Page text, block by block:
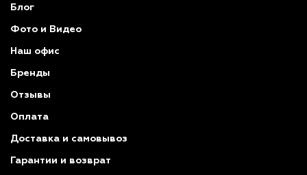
Блог
Фото и Видео
Наш офис
Бренды
Отзывы
Оплата
Доставка и самовывоз
Гарантии и возврат